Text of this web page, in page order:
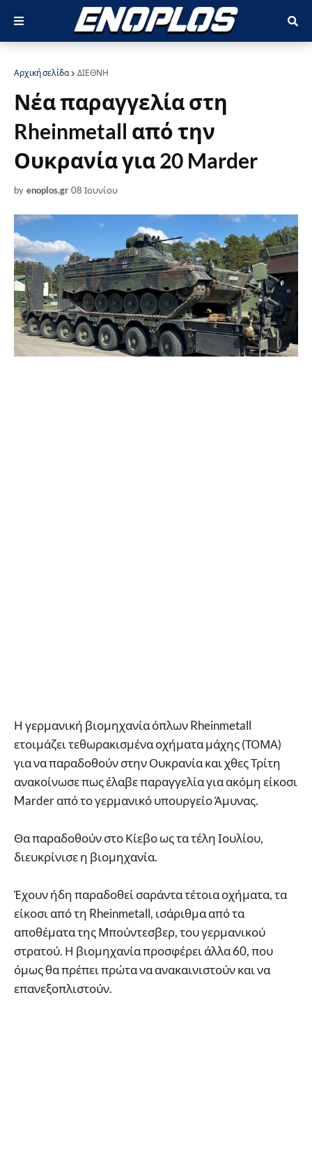
Αρχική σελίδα ΔΙΕΘΝΗ
Νέα παραγγελία στη
Rheinmetall από την
Ουκρανία για 20 Marder
by enoplos.gr 08 Ιουνίου
Η γερμανική βιομηχανία όπλων Rheinmetall
ετοιμάζει τεθωρακισμένα οχήματα μάχης (ΤΟΜΑ)
για να παραδοθούν στην Ουκρανία και χθες Τρίτη
ανακοίνωσε πως έλαβε παραγγελία για ακόμη είκοσι
Marder από το γερμανικό υπουργείο Άμυνας.
Θα παραδοθούν στο Κίεβο ως τα τέλη Ιουλίου,
διευκρίνισε η βιομηχανία.
Έχουν ήδη παραδοθεί σαράντα τέτοια οχήματα, τα
είκοσι από τη Rheinmetall, ισάριθμα από τα
αποθέματα της Μπούντεσβερ, του γερμανικού
στρατού. Η βιομηχανία προσφέρει άλλα 60, που
όμως θα πρέπει πρώτα να ανακαινιστούν και να
επανεξοπλιστούν.